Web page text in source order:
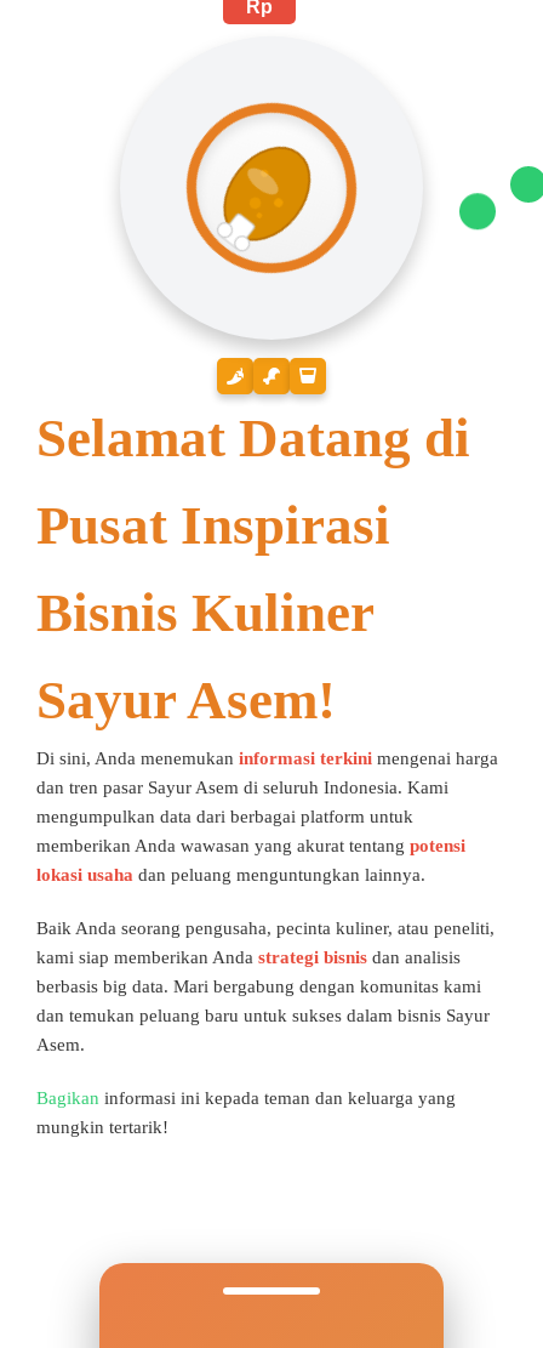
Rp
Selamat Datang di
Pusat Inspirasi
Bisnis Kuliner
Sayur Asem!
Di sini, Anda menemukan informasi terkini mengenai harga
dan tren pasar Sayur Asem di seluruh Indonesia. Kami
mengumpulkan data dari berbagai platform untuk
memberikan Anda wawasan yang akurat tentang potensi
lokasi usaha dan peluang menguntungkan lainnya.
Baik Anda seorang pengusaha, pecinta kuliner, atau peneliti,
kami siap memberikan Anda strategi bisnis dan analisis
berbasis big data. Mari bergabung dengan komunitas kami
dan temukan peluang baru untuk sukses dalam bisnis Sayur
Asem.
Bagikan informasi ini kepada teman dan keluarga yang
mungkin tertarik!